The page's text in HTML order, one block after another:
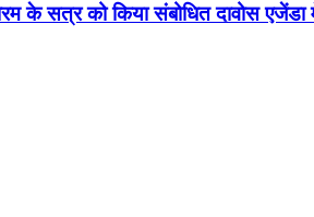
के सत्र को किया संबोधित दावोस एजेंडा